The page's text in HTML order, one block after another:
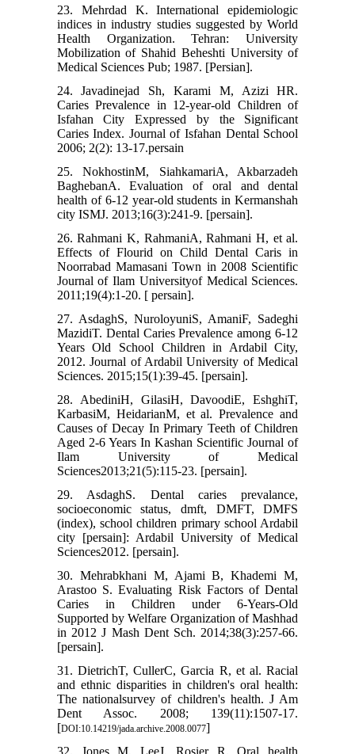
23. Mehrdad K. International epidemiologic
indices in industry studies suggested by World
Health Organization. Tehran: University
Mobilization of Shahid Beheshti University of
Medical Sciences Pub; 1987. [Persian].
24. Javadinejad Sh, Karami M, Azizi HR.
Caries Prevalence in 12-year-old Children of
Isfahan City Expressed by the Significant
Caries Index. Journal of Isfahan Dental School
2006; 2(2): 13-17.persain
25. NokhostinM, SiahkamariA, Akbarzadeh
BaghebanA. Evaluation of oral and dental
health of 6-12 year-old students in Kermanshah
city ISMJ. 2013;16(3):241-9. [persain].
26. Rahmani K, RahmaniA, Rahmani H, et al.
Effects of Flourid on Child Dental Caris in
Noorrabad Mamasani Town in 2008 Scientific
Journal of Ilam Universityof Medical Sciences.
2011;19(4):1-20. [ persain].
27. AsdaghS, NuroloyuniS, AmaniF, Sadeghi
MazidiT. Dental Caries Prevalence among 6-12
Years Old School Children in Ardabil City,
2012. Journal of Ardabil University of Medical
Sciences. 2015;15(1):39-45. [persain].
28. AbediniH, GilasiH, DavoodiE, EshghiT,
KarbasiM, HeidarianM, et al. Prevalence and
Causes of Decay In Primary Teeth of Children
Aged 2-6 Years In Kashan Scientific Journal of
Ilam University of Medical
Sciences2013;21(5):115-23. [persain].
29. AsdaghS. Dental caries prevalance,
socioeconomic status, dmft, DMFT, DMFS
(index), school children primary school Ardabil
city [persain]: Ardabil University of Medical
Sciences2012. [persain].
30. Mehrabkhani M, Ajami B, Khademi M,
Arastoo S. Evaluating Risk Factors of Dental
Caries in Children under 6-Years-Old
Supported by Welfare Organization of Mashhad
in 2012 J Mash Dent Sch. 2014;38(3):257-66.
[persain].
31. DietrichT, CullerC, Garcia R, et al. Racial
and ethnic disparities in children's oral health:
The nationalsurvey of children's health. J Am
Dent Assoc. 2008; 139(11):1507-17.
[DOI:10.14219/jada.archive.2008.0077]
32. Jones M, LeeJ, Rosier R. Oral health